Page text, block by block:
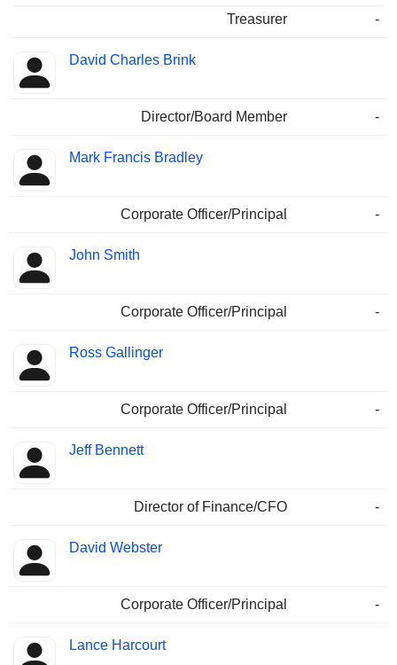
Treasurer
-
David Charles Brink
Director/Board Member -
Mark Francis Bradley
Corporate Officer/Principal -
John Smith
Corporate Officer/Principal -
Ross Gallinger
Corporate Officer/Principal -
Jeff Bennett
Director of Finance/CFO -
David Webster
Corporate Officer/Principal -
Lance Harcourt